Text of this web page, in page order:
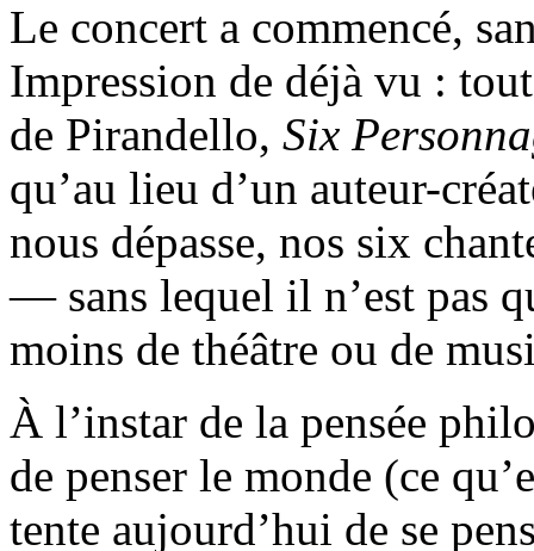
Le concert a commencé,
Impression de déjà vu :
de Pirandello, Six
qu’au lieu d’un auteur-
nous dépasse, nos six
— sans lequel il n’est pas
moins de théâtre ou de
À l’instar de la pensée
de penser le monde (ce
tente aujourd’hui de se